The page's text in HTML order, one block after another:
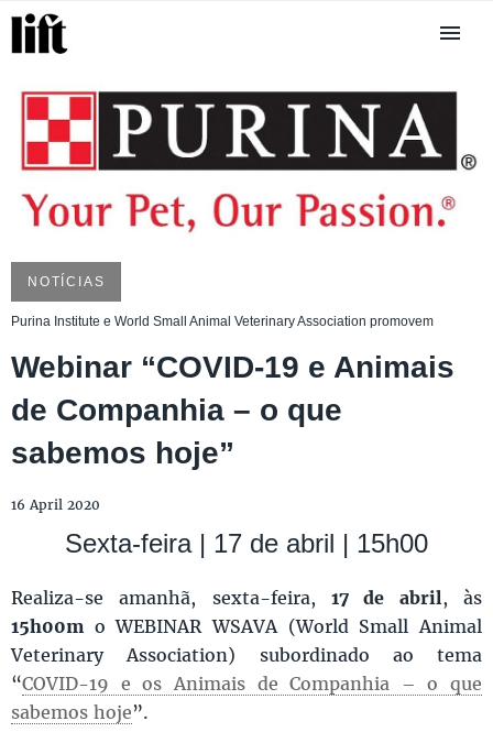
NOTÍCIAS
Purina Institute e World Small Animal Veterinary Association promovem
Webinar “COVID-19 e Animais
de Companhia – o que
sabemos hoje”
16 April 2020
Sexta-feira | 17 de abril | 15h00
Realiza-se amanhã, sexta-feira, 17 de abril, às
15h00m o WEBINAR WSAVA (World Small Animal
Veterinary Association) subordinado ao tema
“COVID-19 e os Animais de Companhia – o que
sabemos hoje”.